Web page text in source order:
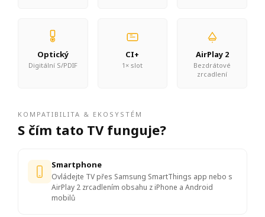
Optický
Digitální S/PDIF
CI+
1× slot
AirPlay 2
Bezdrátové
zrcadlení
KOMPATIBILITA & EKOSYSTÉM
S čím tato TV funguje?
Smartphone
Ovládejte TV přes Samsung SmartThings app nebo s
AirPlay 2 zrcadlením obsahu z iPhone a Android
mobilů